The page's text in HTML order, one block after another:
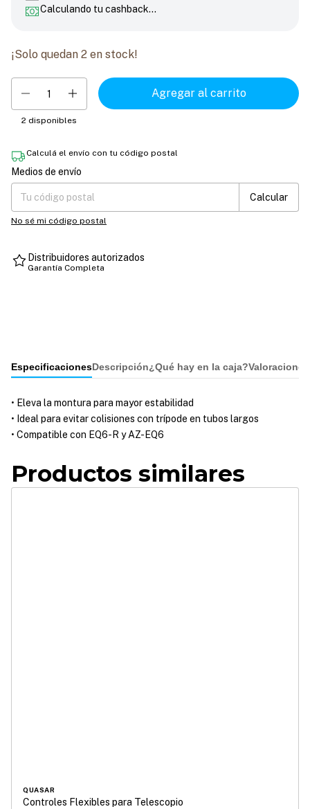
Calculando tu cashback…
¡Solo quedan 2 en stock!
2 disponibles
Calculá el envío con tu código postal
Entregas para el CP:
Medios de envío
Calcular
No sé mi código postal
Distribuidores autorizados
Garantía Completa
EspecificacionesDescripción¿Qué hay en la caja?
• Eleva la montura para mayor estabilidad
• Ideal para evitar colisiones con trípode en tubos largos
• Compatible con EQ6-R y AZ-EQ6
Productos similares
QUASAR
Controles Flexibles para Telescopio